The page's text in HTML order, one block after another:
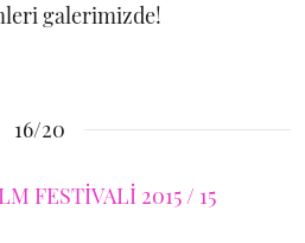
galerimizde!
16/20